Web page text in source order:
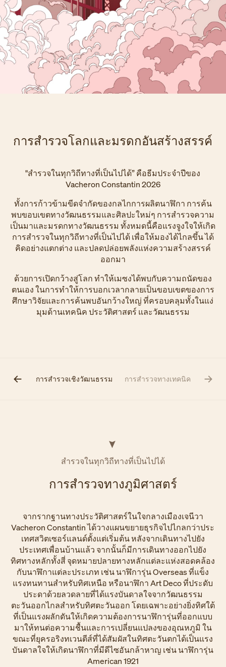
การสำรวจโลกและมรดกอันสร้างสรรค์
"สำรวจในทุกวิถีทางที่เป็นไปได้” คือธีมประจำปีของ
Vacheron Constantin 2026
ทั้งการก้าวข้ามขีดจำกัดของกลไกการผลิตนาฬิกา การค้น
พบขอบเขตทางวัฒนธรรมและศิลปะใหม่ๆ การสำรวจความ
เป็นมาและมรดกทางวัฒนธรรม ทั้งหมดนี้คือแรงจูงใจให้เกิด
การสำรวจในทุกวิถีทางที่เป็นไปได้ เพื่อให้มองได้ไกลขึ้น ได้
คิดอย่างแตกต่าง และปลดปล่อยพลังแห่งความสร้างสรรค์
ออกมา
ด้วยการเปิดกว้างสู่โลก ทำให้เมซงได้พบกับความถนัดของ
ตนเอง ในการทำให้การบอกเวลากลายเป็นขอบเขตของการ
ศึกษาวิจัยและการค้นพบอันกว้างใหญ่ ที่ครอบคลุมทั้งในแง่
มุมด้านเทคนิค ประวัติศาสตร์ และวัฒนธรรม
าสตร์ การสำรวจเชิงวัฒนธรรม การสำรวจทางเทคนิค
สำรวจในทุกวิถีทางที่เป็นไปได้
การสำรวจทางภูมิศาสตร์
จากรากฐานทางประวัติศาสตร์ในใจกลางเมืองเจนีวา
Vacheron Constantin ได้วางแผนขยายธุรกิจไปไกลกว่าประ
เทศสวิตเซอร์แลนด์ตั้งแต่เริ่มต้น หลังจากเดินทางไปยัง
ประเทศเพื่อนบ้านแล้ว จากนั้นก็มีการเดินทางออกไปยัง
ทิศทางหลักทั้งสี่ จุดหมายปลายทางหลักแต่ละแห่งสอดคล้อง
กับนาฬิกาแต่ละประเภท เช่น นาฬิการุ่น Overseas ที่แข็ง
แรงทนทานสำหรับทิศเหนือ หรือนาฬิกา Art Deco ที่ประดับ
ประดาด้วยลวดลายที่ได้แรงบันดาลใจจากวัฒนธรรม
ตะวันออกไกลสำหรับทิศตะวันออก โดยเฉพาะอย่างยิ่งทิศใต้
ที่เป็นแรงผลักดันให้เกิดความต้องการนาฬิการุ่นที่ออกแบบ
มาให้ทนต่อความชื้นและการเปลี่ยนแปลงของอุณหภูมิ ใน
ขณะที่ยุครอริงทเวนตีส์ที่ได้สัมผัสในทิศตะวันตกได้เป็นแรง
บันดาลใจให้เกิดนาฬิกาที่มีดีไซอันกล้าหาญ เช่น นาฬิการุ่น
American 1921